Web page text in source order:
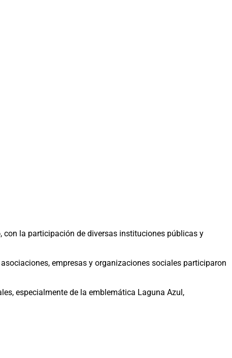
con la participación de diversas instituciones públicas y
empresas y organizaciones sociales participaron
especialmente de la emblemática Laguna Azul,